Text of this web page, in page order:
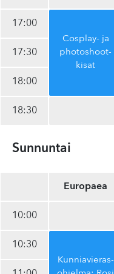
17:00
17:30
18:00
18:30
Cosplay- ja
photoshoot-
kisat
Sunnuntai
10:00
10:30
Europaea
Kun­nia­vie­ras­